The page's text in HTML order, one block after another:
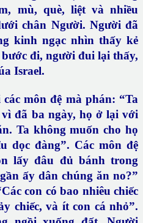
mù, què, liệt và nhiều
chân Người. Người đã
kinh ngạc nhìn thấy kẻ
đi, người đui lại thấy,
Israel.
môn đệ mà phán: “Ta
đã ba ngày, họ ở lại với
Ta không muốn cho họ
dọc đàng”. Các môn đệ
lấy đâu đủ bánh trong
ấy dân chúng ăn no?”
con có bao nhiêu chiếc
chiếc, và ít con cá nhỏ”.